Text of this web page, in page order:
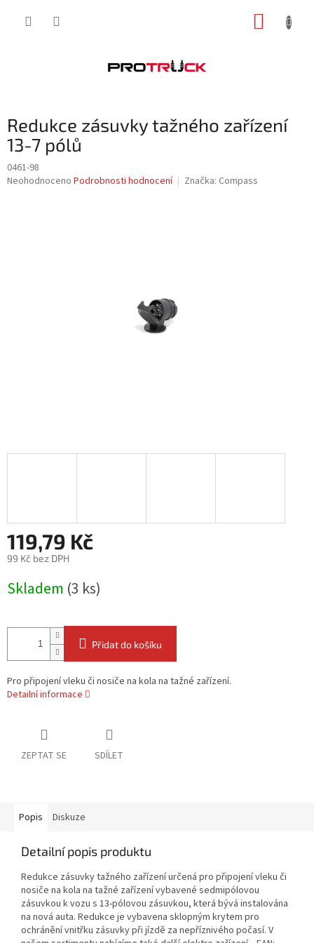
Redukce zásuvky tažného zařízení
13-7 pólů
0461-98
Průměrné
Neohodnoceno Podrobnosti hodnocení Značka: Compass
119,79 Kč
99 Kč bez DPH
cena:
Skladem (3 ks)
Přidat do košíku
Pro připojení vleku či nosiče na kola na tažné zařízení.
Detailní informace
ZEPTAT SE SDÍLET
Popis Diskuze
Detailní popis produktu
Redukce zásuvky tažného zařízení určená pro připojení vleku či
nosiče na kola na tažné zařízení vybavené sedmipólovou
zásuvkou k vozu s 13-pólovou zásuvkou, která bývá instalována
na nová auta. Redukce je vybavena sklopným krytem pro
ochránění vnitřku zásuvky při jízdě za nepříznivého počasí. V